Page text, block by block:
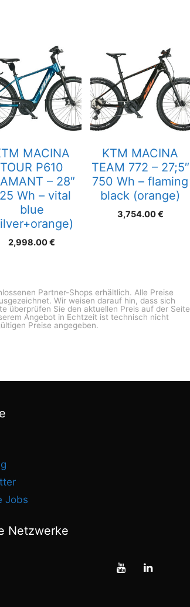
MACINA
TOUR P610
– 28″
Wh – vital
blue
2,998.00€
KTM MACINA
TEAM 772 – 27;5″
750 Wh – flaming
black (orange)
3,754.00€
Partner-Shops erhältlich. Alle Preise
Wir weisen darauf hin, dass sich
überprüfen Sie den aktuellen Preis auf der Seite
Angebot in Echtzeit ist technisch nicht
Preise angegeben.
Jobs
Netzwerke